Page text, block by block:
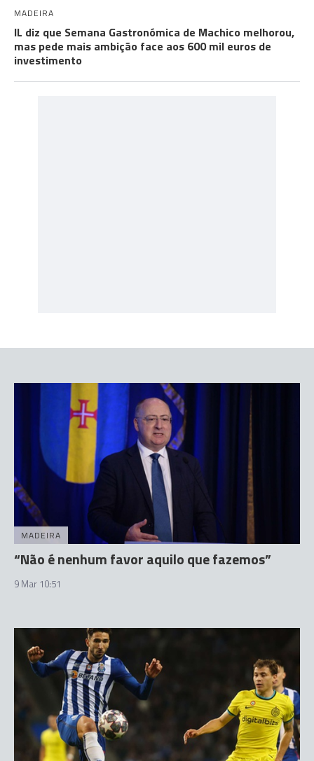
MADEIRA
IL diz que Semana Gastronómica de Machico melhorou,
mas pede mais ambição face aos 600 mil euros de
investimento
MADEIRA
“Não é nenhum favor aquilo que fazemos”
9 Mar 10:51